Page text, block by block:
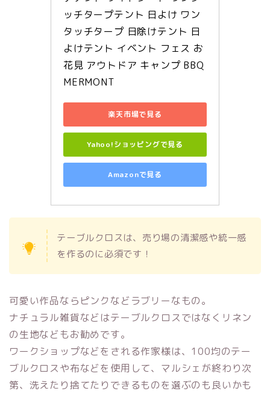
ッチタープテント 日よけ ワン
タッチタープ 日除けテント 日
よけテント イベント フェス お
花見 アウトドア キャンプ BBQ
MERMONT
楽天市場で見る
Yahoo!ショッピングで見る
Amazonで見る
テーブルクロスは、売り場の清潔感や統一感
を作るのに必須です！
可愛い作品ならピンクなどラブリーなもの。
ナチュラル雑貨などはテーブルクロスではなくリネン
の生地などもお勧めです。
ワークショップなどをされる作家様は、100均のテー
ブルクロスや布などを使用して、マルシェが終わり次
第、洗えたり捨てたりできるものを選ぶのも良いかも